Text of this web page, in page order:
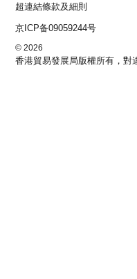
超連結條款及細則
京ICP备09059244号
© 2026
香港貿易發展局版權所有，對